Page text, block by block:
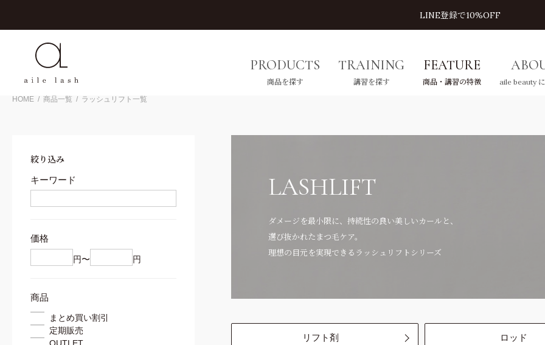
LINE登録で10%OFF
PRODUCTS
商品を探す
ステンシル
スレッド
施術用ツール
カウンセリングツール
すべてを見る
カラーフラットラッシュ
フラットラッシュ
ネオボリュームラッシュ
TRAINING
講習を探す
COMPETITION
FEATURE
商品・講習の特徴 aile beauty
HOME 商品一覧 ラッシュリフト一覧
絞り込み
キーワード
価格
円〜 円
商品
まとめ買い割引
定期販売
OUTLET
LASHLIFT
ダメージを最小限に、持続性の良い美しいカールと、
選び抜かれたまつ毛ケア。
理想の目元を実現できるラッシュリフトシリーズ
リフト剤 ロッド